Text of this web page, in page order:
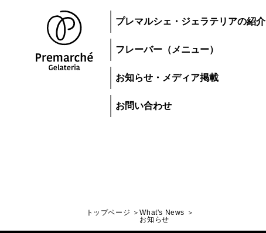
プレマルシェ・ジェラテリアの紹介
フレーバー（メニュー）
お知らせ・メディア掲載
お問い合わせ
トップページ
トップページ
What's News
お知らせ